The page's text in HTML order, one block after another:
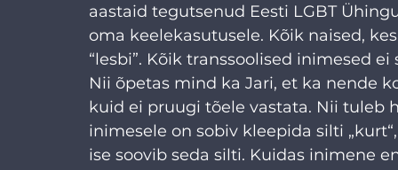
aastaid tegutsenud Eesti LGBT
oma keelekasutusele. Kõik naised,
“lesbi”. Kõik transsoolised inimesed
Nii õpetas mind ka Jari, et ka nende
kuid ei pruugi tõele vastata. Nii tuleb
inimesele on sobiv kleepida silti
ise soovib seda silti. Kuidas inimene